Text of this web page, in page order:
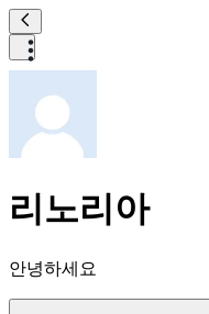
리노리아
안녕하세요